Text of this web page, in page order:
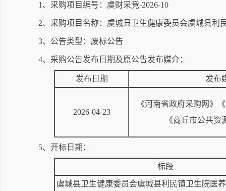
1、采购项目编号：虞财采竞-2026-10
2、采购项目名称：虞城县卫生健康委员会虞城县利
3、公告类型：废标公告
4、采购公告发布日期及原公告发布媒介：
发布日期 发布
2026-04-23
《河南省政府采购网》
《商丘市公共资
5、开标日期：
标段
虞城县卫生健康委员会虞城县利民镇卫生院医